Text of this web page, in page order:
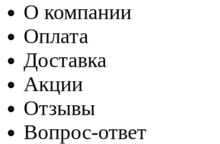
О компании
Оплата
Доставка
Акции
Отзывы
Вопрос-ответ